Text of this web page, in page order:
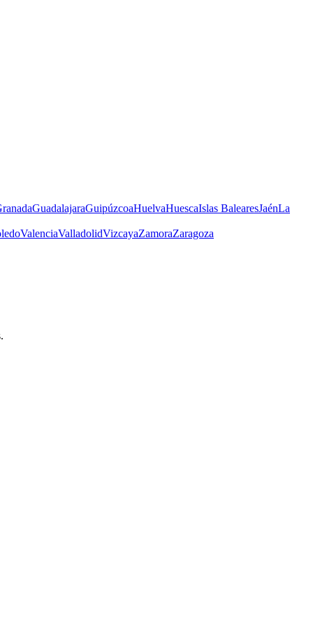
GuadalajaraGuipúzcoaHuelvaHuescaIslas BalearesJaénLa
ValenciaValladolidVizcayaZamoraZaragoza